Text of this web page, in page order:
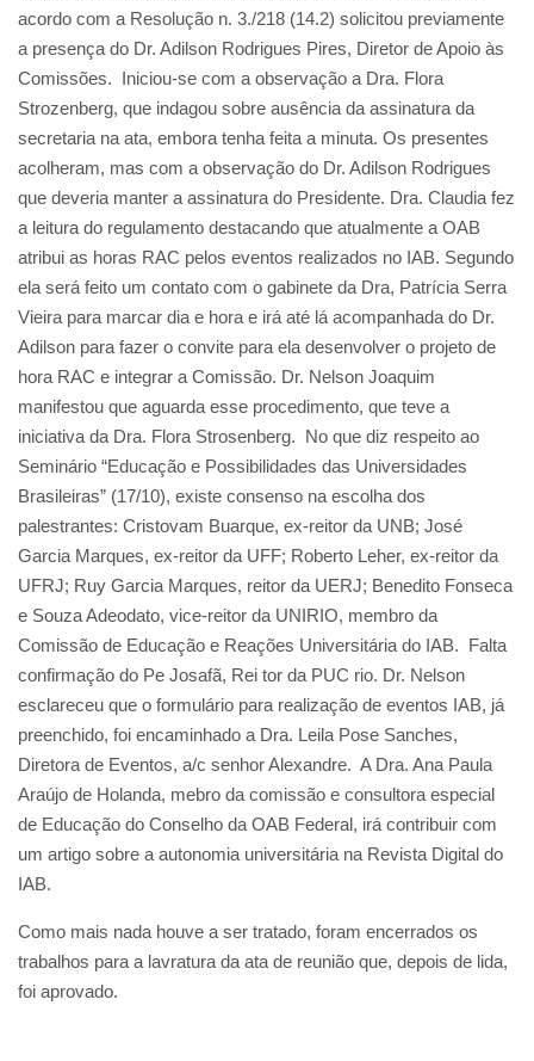
acordo com a Resolução n. 3./218 (14.2) solicitou previamente
a presença do Dr. Adilson Rodrigues Pires, Diretor de Apoio às
Comissões. Iniciou-se com a observação a Dra. Flora
Strozenberg, que indagou sobre ausência da assinatura da
secretaria na ata, embora tenha feita a minuta. Os presentes
acolheram, mas com a observação do Dr. Adilson Rodrigues
que deveria manter a assinatura do Presidente. Dra. Claudia fez
a leitura do regulamento destacando que atualmente a OAB
atribui as horas RAC pelos eventos realizados no IAB. Segundo
ela será feito um contato com o gabinete da Dra, Patrícia Serra
Vieira para marcar dia e hora e irá até lá acompanhada do Dr.
Adilson para fazer o convite para ela desenvolver o projeto de
hora RAC e integrar a Comissão. Dr. Nelson Joaquim
manifestou que aguarda esse procedimento, que teve a
iniciativa da Dra. Flora Strosenberg. No que diz respeito ao
Seminário “Educação e Possibilidades das Universidades
Brasileiras” (17/10), existe consenso na escolha dos
palestrantes: Cristovam Buarque, ex-reitor da UNB; José
Garcia Marques, ex-reitor da UFF; Roberto Leher, ex-reitor da
UFRJ; Ruy Garcia Marques, reitor da UERJ; Benedito Fonseca
e Souza Adeodato, vice-reitor da UNIRIO, membro da
Comissão de Educação e Reações Universitária do IAB. Falta
confirmação do Pe Josafã, Rei tor da PUC rio. Dr. Nelson
esclareceu que o formulário para realização de eventos IAB, já
preenchido, foi encaminhado a Dra. Leila Pose Sanches,
Diretora de Eventos, a/c senhor Alexandre. A Dra. Ana Paula
Araújo de Holanda, mebro da comissão e consultora especial
de Educação do Conselho da OAB Federal, irá contribuir com
um artigo sobre a autonomia universitária na Revista Digital do
IAB.
Como mais nada houve a ser tratado, foram encerrados os
trabalhos para a lavratura da ata de reunião que, depois de lida,
foi aprovado.